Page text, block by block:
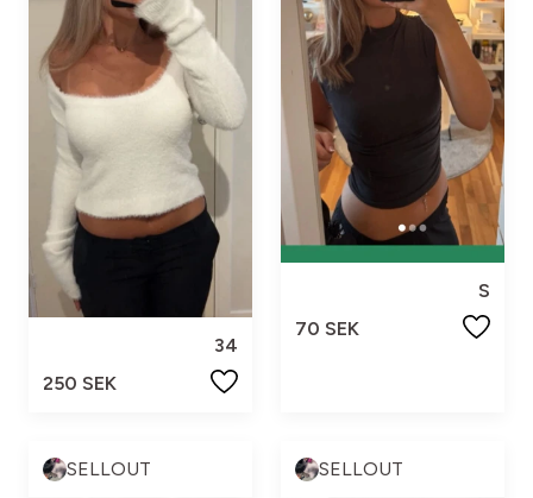
34
250 SEK
S
70 SEK
SELLOUT SELLOUT